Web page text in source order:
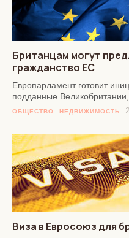
Британцам могут
гражданство ЕС
Европарламент готовит
подданные
ОБЩЕСТВО НЕДВИЖИМОСТЬ
Виза в Евросоюз для